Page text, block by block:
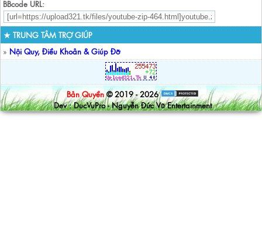
BBcode URL:
★ TRUNG TÂM TRỢ GIÚP
» Nội Quy, Điều Khoản & Giúp Đỡ
Bản Quyền © 2019 - 2026
Dev : DucVuPro - Nguyễn Đức Vũ Entertainment